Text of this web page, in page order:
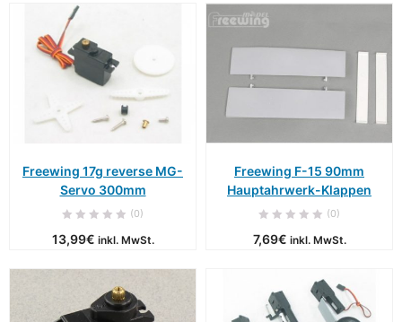
Freewing 17g reverse MG-
Servo 300mm
(0)
13,99€ inkl. MwSt.
Freewing F-15 90mm
Hauptahrwerk-Klappen
(0)
7,69€ inkl. MwSt.